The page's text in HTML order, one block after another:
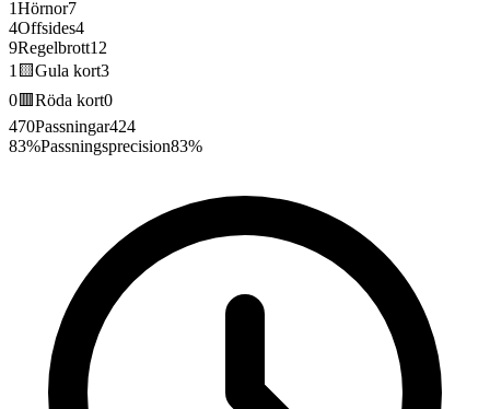
1Hörnor7
4Offsides4
9Regelbrott12
1 🟨Gula kort3
0🟥Röda kort0
470Passningar424
83%Passningsprecision83%